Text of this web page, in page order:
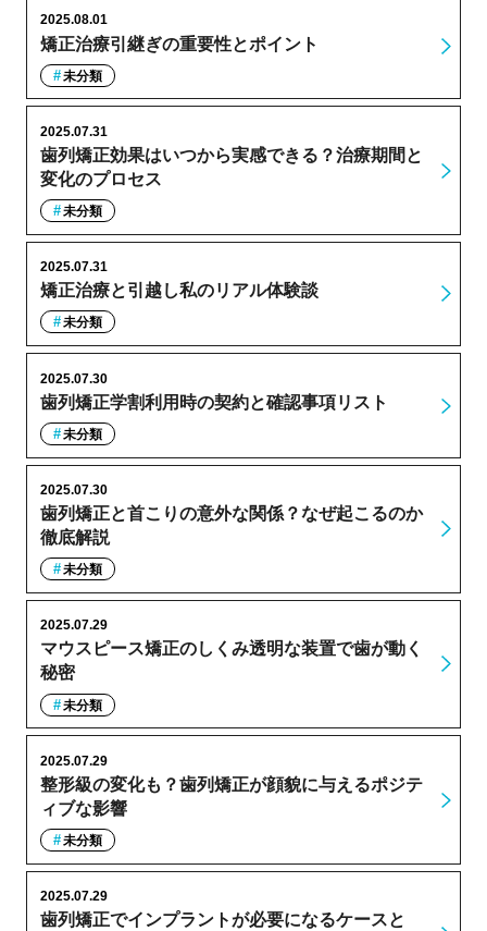
矯正治療引継ぎの重要性とポイント
2025.08.01
未分類
歯列矯正効果はいつから実感できる？治療期間と
変化のプロセス
2025.07.31
未分類
矯正治療と引越し私のリアル体験談
2025.07.31
未分類
歯列矯正学割利用時の契約と確認事項リスト
2025.07.30
未分類
歯列矯正と首こりの意外な関係？なぜ起こるのか
徹底解説
2025.07.30
未分類
マウスピース矯正のしくみ透明な装置で歯が動く
秘密
2025.07.29
未分類
整形級の変化も？歯列矯正が顔貌に与えるポジテ
ィブな影響
2025.07.29
未分類
歯列矯正でインプラントが必要になるケースと
2025.07.29